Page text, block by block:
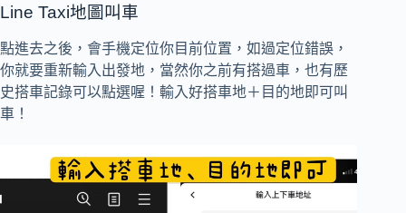
Line Taxi地圖叫車
點進去之後，會手機定位你目前位置，如過定位錯誤，
你就要重新輸入出發地，當然你之前有搭過車，也有歷
史搭車記錄可以點選喔！輸入好搭車地＋目的地即可叫
車！